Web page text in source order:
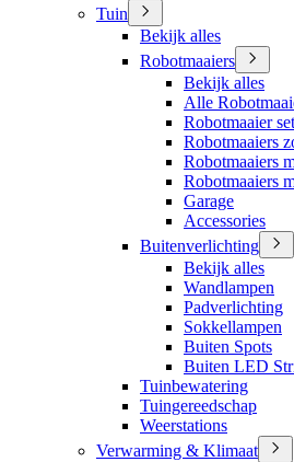
Tuin
Bekijk alles
Robotmaaiers
Bekijk alles
Alle
Robotmaaier set
Robotmaaiers
Robotmaaiers
Robotmaaiers
Garage
Accessories
Buitenverlichting
Bekijk alles
Wandlampen
Padverlichting
Sokkellampen
Buiten Spots
Buiten LED
Tuinbewatering
Tuingereedschap
Weerstations
Verwarming & Klimaat